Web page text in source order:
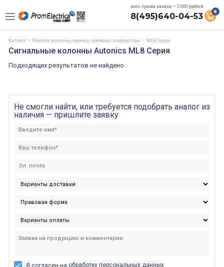
мин. сумма заказа — 2.000 рублей
8(495)640-04-53 0
Каталог Маячки, колонны, сирены, зуммеры индикаторы ML8 Серия
Сигнальные колонны Autonics ML8 Серия
Подходящих результатов не найдено.
Не смогли найти, или требуется подобрать аналог из
наличия — пришлите заявку
Я согласен на обработку персональных данных